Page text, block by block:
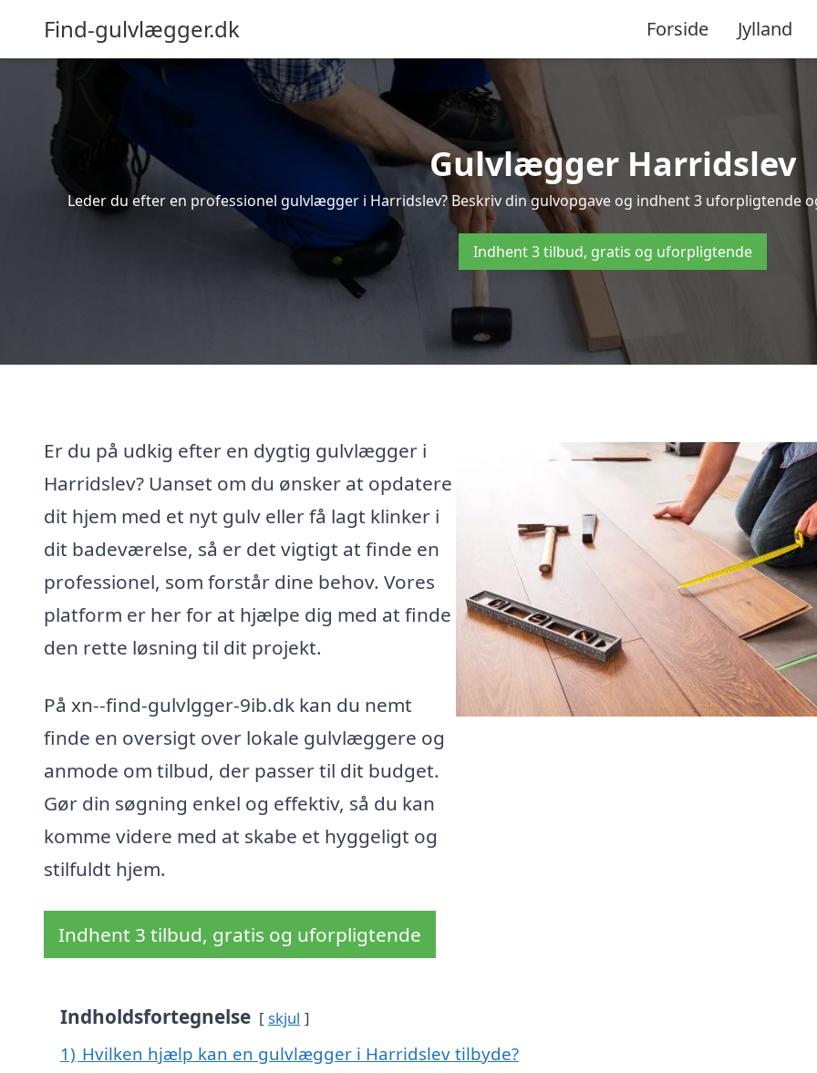
Find-gulvlægger.dk Forside Jylland
Gulvlægger Harridslev
Leder du efter en professionel gulvlægger i Harridslev? Beskriv din gulvopgave og indhent 3 uforpligtende
Indhent 3 tilbud, gratis og uforpligtende
Er du på udkig efter en dygtig gulvlægger i
Harridslev? Uanset om du ønsker at opdatere
dit hjem med et nyt gulv eller få lagt klinker i
dit badeværelse, så er det vigtigt at finde en
professionel, som forstår dine behov. Vores
platform er her for at hjælpe dig med at finde
den rette løsning til dit projekt.
På xn--find-gulvlgger-9ib.dk kan du nemt
finde en oversigt over lokale gulvlæggere og
anmode om tilbud, der passer til dit budget.
Gør din søgning enkel og effektiv, så du kan
komme videre med at skabe et hyggeligt og
stilfuldt hjem.
Indhent 3 tilbud, gratis og uforpligtende
Indholdsfortegnelse skjul
1) Hvilken hjælp kan en gulvlægger i Harridslev tilbyde?